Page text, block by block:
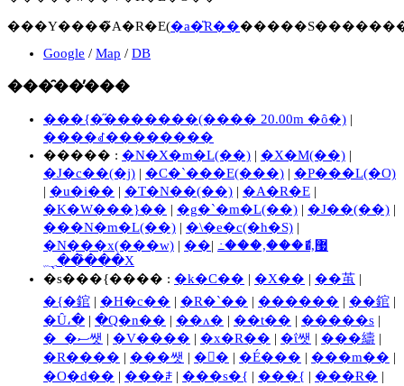
���Y����̃A�R�E(�a�̎R��
Google / Map / DB
���̑��̕���
���{�̋�������(���� 20.00m �ȏ�) |
����ꂽ��������
����� : �N�X�m�L(��) | �X�M(��) |
�J�c��(�j) | �C�`���E(���) | �P���L(�O)
| �u�i�� | �T�N��(��) | �A�R�E |
�K�W���}�� | �g�`�m�L(��) | �J��(��) |
���N�m�L(��) | �\�e�c(�h�S) |
�N���x(���w) | ��޷,�ެ���,���߸ |
���̑��̖؁X
�s���{���� : �k�C�� | �X�� | ��茧 |
�{�錧 | �H�c�� | �R�`�� | ������ | ��錧 |
�Ȗ،� | �Q�n�� | ��ʌ� | ��t�� | �����s |
�_�ސ쌧 | �V���� | �x�R�� | �ΐ쌧 | ���䌧 |
�R���� | ���쌧 | �򕌌� | �É��� | ���m�� |
�O�d�� | ���ꌧ | ���s�{ | ���{ | ���Ɍ� |